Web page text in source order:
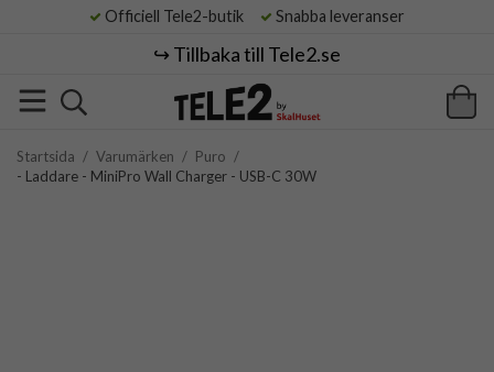
Officiell Tele2-butik Snabba leveranser
↪️ Tillbaka till Tele2.se
Startsida / Varumärken / Puro /
- Laddare - MiniPro Wall Charger - USB-C 30W